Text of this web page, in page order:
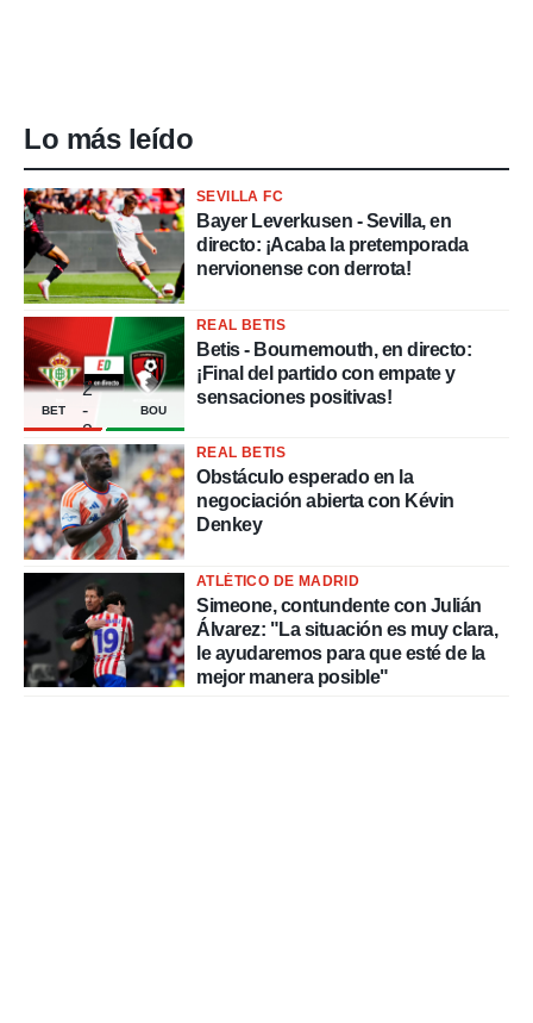
Lo más leído
SEVILLA FC
Bayer Leverkusen - Sevilla, en
directo: ¡Acaba la pretemporada
nervionense con derrota!
BET
2
-
2
BOU
REAL BETIS
Betis - Bournemouth, en directo:
¡Final del partido con empate y
sensaciones positivas!
REAL BETIS
Obstáculo esperado en la
negociación abierta con Kévin
Denkey
ATLÉTICO DE MADRID
Simeone, contundente con Julián
Álvarez: "La situación es muy clara,
le ayudaremos para que esté de la
mejor manera posible"